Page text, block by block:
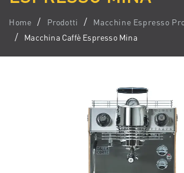
Home Prodotti
Macchine Espresso
Macchina Caffè Espresso Mina